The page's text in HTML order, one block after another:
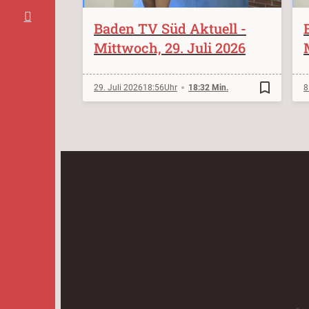
Baden TV Süd Aktuell -
Mittwoch, 29. Juli 2026
29. Juli 202618:56 18:32 Min. bookmark_border